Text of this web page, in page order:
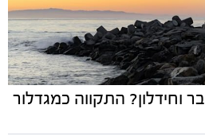
וחידלון? התקווה כמגדלור